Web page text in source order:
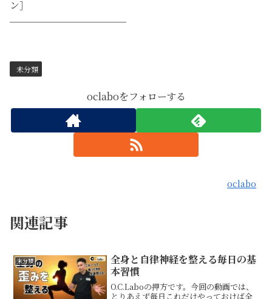
ン］
────────────
未分類
oclaboをフォローする
oclabo
関連記事
未分類
全身と自律神経を整える毎日の基
本習慣
O.C.Laboの押方です。今回の動画では、
とりあえず毎日これだけやっておけば全